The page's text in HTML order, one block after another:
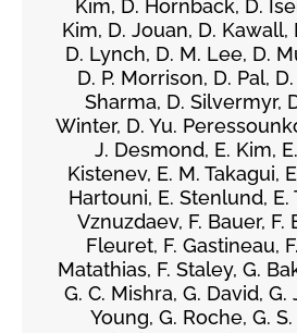
Kim, D. Hornback, D.
Kim, D. Jouan, D. Kawall,
D. Lynch, D. M. Lee, D.
D. P. Morrison, D. Pal,
Sharma, D. Silvermyr,
Winter, D. Yu.
J. Desmond, E. Kim,
Kistenev, E. M. Takagui,
Hartouni, E. Stenlund, E.
Vznuzdaev, F. Bauer, F.
Fleuret, F. Gastineau,
Matathias, F. Staley, G.
G. C. Mishra, G. David, G.
Young, G. Roche, G.